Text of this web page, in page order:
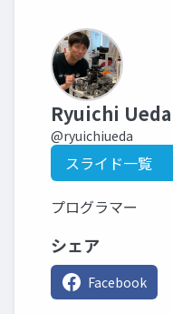
Ryuichi Ueda
@ryuichiueda
スライド一覧
プログラマー
シェア
Facebook